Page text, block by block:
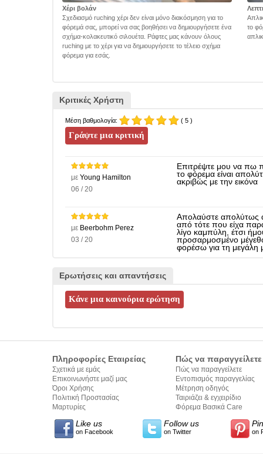
Χέρι βολάν
Σχεδιασμό ruching χέρι δεν είναι μόνο διακόσμηση για το
φόρεμά σας, μπορεί να σας βοηθήσει να δημιουργήσετε ένα
σχήμα-κολακευτικό σιλουέτα. Ράφτες μας κάνουν όλους
ruching με το χέρι για να δημιουργήσετε το τέλειο σχήμα
φόρεμα για εσάς.
το
Κριτικές Χρήστη
Μέση βαθμολογία: ( 5 )
με Young Hamilton
06 / 20
Επιτρέψτε μου να πω
το φόρεμα είναι
ακριβώς με την εικόνα
με Beerbohm Perez
03 / 20
Απολαύστε απολύτως
από τότε που είχα
λίγο καμπύλη, έτσι
προσαρμοσμένο
φορέσω για τη μεγάλη
Ερωτήσεις και απαντήσεις
Πληροφορίες Εταιρείας
Σχετικά με εμάς
Επικοινωνήστε μαζί μας
Όροι Χρήσης
Πολιτική Προστασίας
Προσωπικών Δεδομένων
Μαρτυρίες
Πώς να παραγγείλετε
Πώς να παραγγείλετε
Εντοπισμός παραγγελίας
Μέτρηση οδηγός
Ταιριάζει & εγχειρίδιο
σύνταξης κειμένων
Φόρεμα Βασικά Care
Like us
on Facebook
Follow us
on Twitter on